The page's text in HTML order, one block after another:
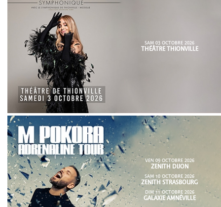
SAM 03 OCTOBRE 2026
THÉÂTRE THIONVILLE
VEN 09 OCTOBRE 2026
ZENITH DIJON
SAM 10 OCTOBRE 2026
ZENITH STRASBOURG
DIM 11 OCTOBRE 2026
GALAXIE AMNÉVILLE